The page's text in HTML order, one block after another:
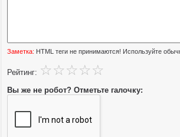
Заметка: HTML теги не принимаются! Используйте
Рейтинг:
Вы же не робот? Отметьте галочку: